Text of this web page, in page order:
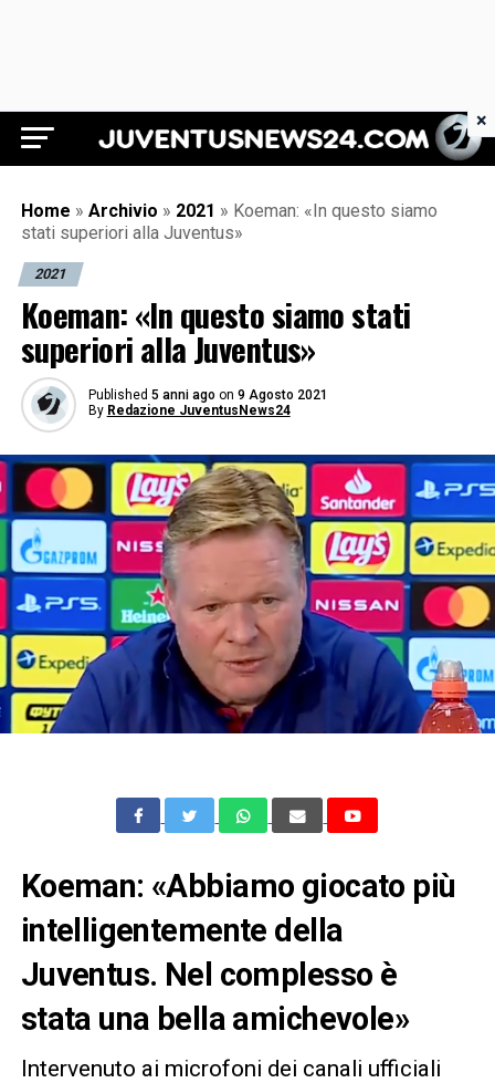
Juventus News 24
Home » Archivio » 2021 » Koeman: «In questo siamo
stati superiori alla Juventus»
2021
Koeman: «In questo siamo stati
superiori alla Juventus»
Published 5 anni ago on 9 Agosto 2021
By Redazione JuventusNews24
Koeman: «Abbiamo giocato più
intelligentemente della
Juventus. Nel complesso è
stata una bella amichevole»
Intervenuto ai microfoni dei canali ufficiali
×